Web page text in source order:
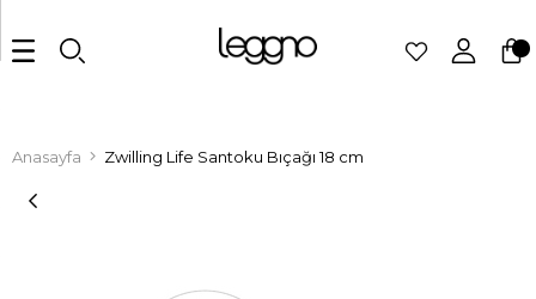
Anasayfa Zwilling Life Santoku Bıçağı 18 cm